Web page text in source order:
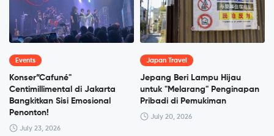
Events
Konser”Cafuné"
Centimillimental di Jakarta
Bangkitkan Sisi Emosional
Penonton!
July 23, 2026
Japan Travel
Jepang Beri Lampu Hijau
untuk "Melarang" Penginapan
Pribadi di Pemukiman
July 20, 2026